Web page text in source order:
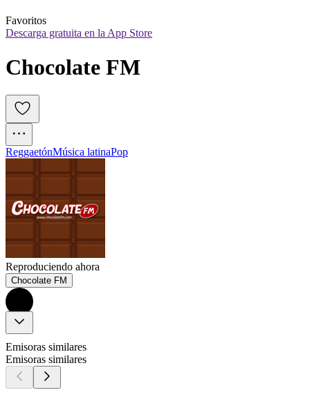
Favoritos
Descarga gratuita en la App Store
ReggaetónMúsica latinaPop
Reproduciendo ahora
Chocolate FM
Emisoras similares
Emisoras similares